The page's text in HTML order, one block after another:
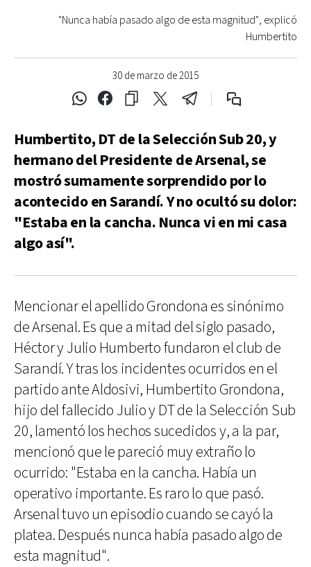
30 de marzo de 2015
"Nunca había pasado algo de esta magnitud", explicó
Humbertito
Humbertito, DT de la Selección Sub 20, y
hermano del Presidente de Arsenal, se
mostró sumamente sorprendido por lo
acontecido en Sarandí. Y no ocultó su dolor:
"Estaba en la cancha. Nunca vi en mi casa
algo así".
Mencionar el apellido Grondona es sinónimo
de Arsenal. Es que a mitad del siglo pasado,
Héctor y Julio Humberto fundaron el club de
Sarandí. Y tras los incidentes ocurridos en el
partido ante Aldosivi, Humbertito Grondona,
hijo del fallecido Julio y DT de la Selección Sub
20, lamentó los hechos sucedidos y, a la par,
mencionó que le pareció muy extraño lo
ocurrido: "Estaba en la cancha. Había un
operativo importante. Es raro lo que pasó.
Arsenal tuvo un episodio cuando se cayó la
platea. Después nunca había pasado algo de
esta magnitud".